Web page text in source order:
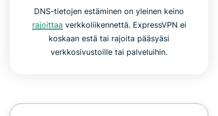
DNS-tietojen estäminen on yleinen keino
rajoittaa verkkoliikennettä. ExpressVPN ei
koskaan estä tai rajoita pääsyäsi
verkkosivustoille tai palveluihin.